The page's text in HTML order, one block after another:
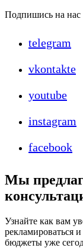
Подпишись на нас
telegram
vkontakte
youtube
instagram
facebook
Мы
Узнайте как вам
рекламироваться
бюджеты уже